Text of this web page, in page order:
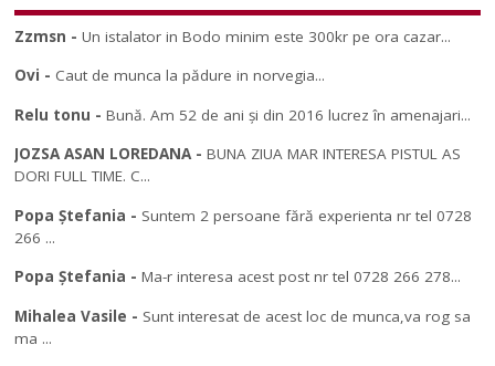
Zzmsn -Un istalator in Bodo minim este 300kr pe ora cazar...
Ovi - Caut de munca la pădure in norvegia...
Relu tonu -Bună. Am 52 de ani și din 2016 lucrez în amenajari...
JOZSA ASAN LOREDANA-BUNA ZIUA MAR INTERESA PISTUL AS
DORI FULL TIME. C...
Popa Ștefania - Suntem 2 persoane fără experienta nr tel 0728
266 ...
Popa Ștefania -Ma-r interesa acest post nr tel 0728 266 278...
Mihalea Vasile - Sunt interesat de acest loc de munca,va rog sa
ma ...